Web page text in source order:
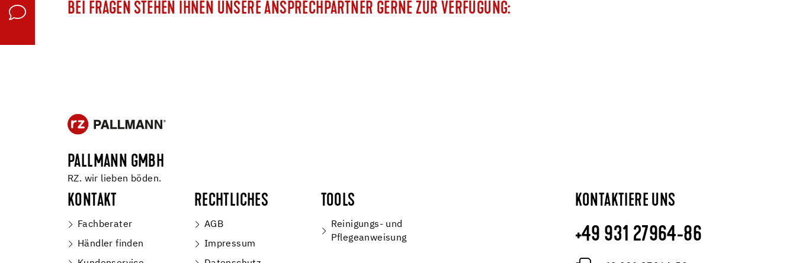
BEI FRAGEN STEHEN IHNEN UNSERE ANSPRECHPARTNER GERNE ZUR VERFÜGUNG:
PALLMANN GMBH
RZ. wir lieben böden.
KONTAKT
Fachberater
Händler finden
RECHTLICHES
AGB
Impressum
TOOLS
Reinigungs- und
Pflegeanweisung
KONTAKTIERE UNS
+49 931 27964-86